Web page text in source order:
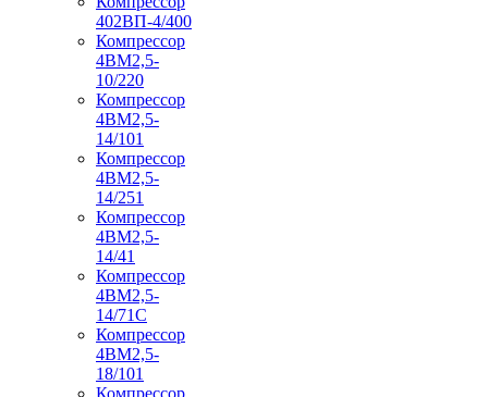
402ВП-4/400
Компрессор
4ВМ2,5-
10/220
Компрессор
4ВМ2,5-
14/101
Компрессор
4ВМ2,5-
14/251
Компрессор
4ВМ2,5-
14/41
Компрессор
4ВМ2,5-
14/71C
Компрессор
4ВМ2,5-
18/101
Компрессор